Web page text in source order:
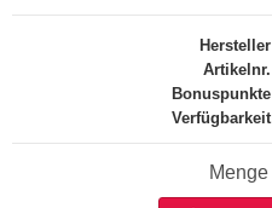
Hersteller
Artikelnr.
Bonuspunkte
Verfügbarkeit
Menge